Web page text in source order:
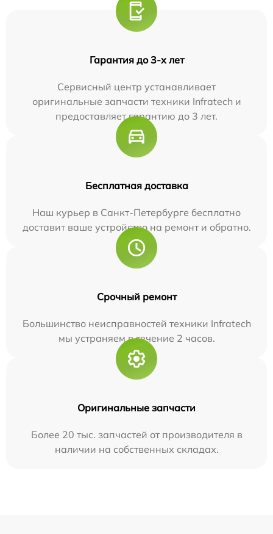
Гарантия до 3-х лет
Сервисный центр устанавливает
оригинальные запчасти техники Infratech и
предоставляет гарантию до 3 лет.
Бесплатная доставка
Наш курьер в Санкт-Петербурге бесплатно
доставит ваше устройство на ремонт и обратно.
Срочный ремонт
Большинство неисправностей техники Infratech
мы устраняем в течение 2 часов.
Оригинальные запчасти
Более 20 тыс. запчастей от производителя в
наличии на собственных складах.